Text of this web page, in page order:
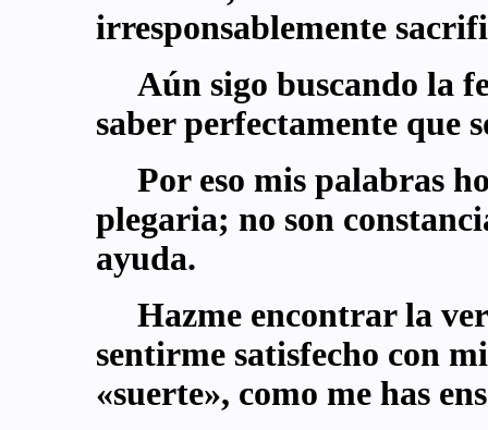
irresponsablemente
Aún sigo buscando la
saber perfectamente que
Por eso mis palabras
plegaria; no son
ayuda.
Hazme encontrar la
sentirme satisfecho con
«suerte», como me has